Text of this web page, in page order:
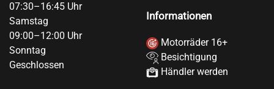
07:30–16:45 Uhr
Samstag
09:00–12:00 Uhr
Sonntag
Geschlossen
Informationen
Motorräder 16+
Besichtigung
Händler werden